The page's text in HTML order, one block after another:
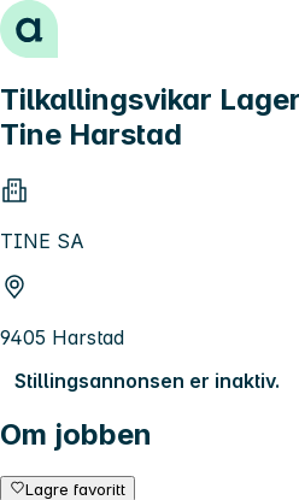
Hopp til innhold
Tilkallingsvikar
Tine Harstad
TINE SA
9405 Harstad
Stillingsannonsen er inaktiv.
Om jobben
Lagre favoritt